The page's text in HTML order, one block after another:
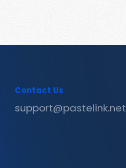
Contact Us
support@pastelink.net